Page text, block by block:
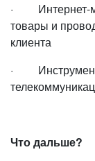
· Интернет-
товары и
клиента
·
Что дальше?